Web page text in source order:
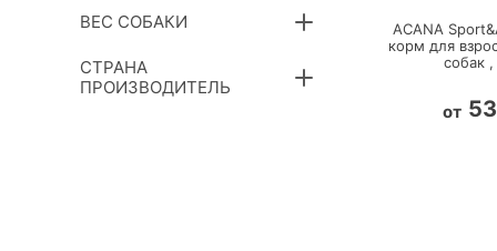
ВЕС СОБАКИ
СТРАНА
ПРОИЗВОДИТЕЛЬ
ACANA
корм для
собак ,
от